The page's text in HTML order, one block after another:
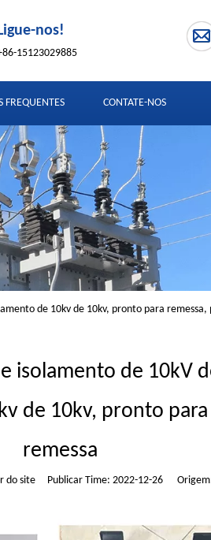
nos!
15123029885
FREQUENTES CONTATE-NOS
de 10kv de 10kv, pronto para
isolamento de 10kV
de 10kv, pronto
remessa
site Publicar Time: 2022-12-26